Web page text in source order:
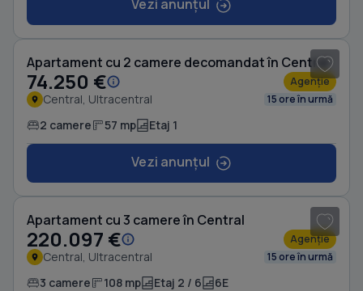
Vezi anunțul
Apartament cu 2 camere decomandat în Central
74.250 € Agenție
Central, Ultracentral 15 ore în urmă
2 camere 57 mp Etaj 1
Vezi anunțul
Apartament cu 3 camere în Central
220.097 € Agenție
Central, Ultracentral 15 ore în urmă
3 camere 108 mp Etaj 2 / 6 6E